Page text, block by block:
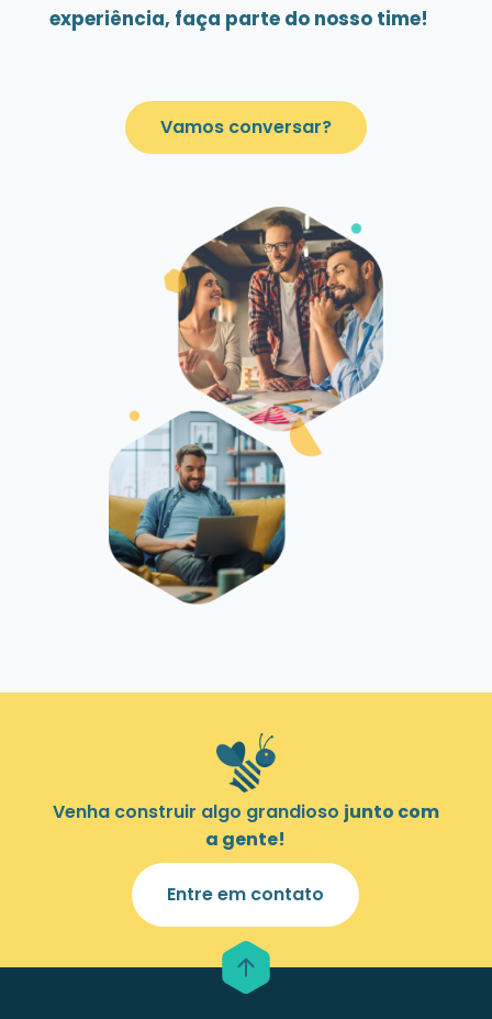
experiência, faça parte do nosso time!
Vamos conversar?
Venha construir algo grandioso junto com
a gente!
Entre em contato